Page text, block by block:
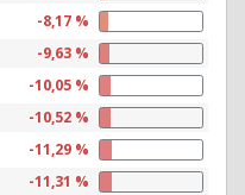
-8,17 %
-9,63 %
-10,05 %
-10,52 %
-11,29 %
-11,31 %